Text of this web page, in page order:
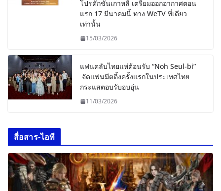
โปรดักชั่นเกาหลี เตรียมออกอากาศตอน
แรก 17 มีนาคมนี้ ทาง WeTV ที่เดียว
เท่านั้น
15/03/2026
แฟนคลับไทยแห่ต้อนรับ “Noh Seul-bi”
จัดแฟนมีตติ้งครั้งแรกในประเทศไทย
กระแสตอบรับอบอุ่น
11/03/2026
สื่อสาร-ไอที